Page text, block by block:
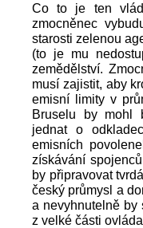
Co to je ten
zmocněnec
starosti zelenou
(to je mu
zemědělství.
musí zajistit, aby
emisní limity v
Bruselu by mohl
jednat o
emisních
získávání
by připravovat
český průmysl a
a nevyhnutelně by
z velké části